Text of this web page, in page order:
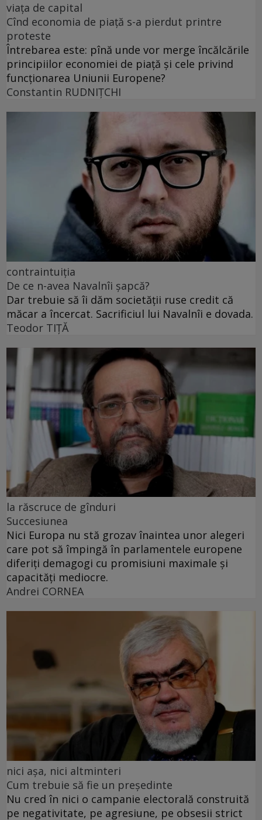
viața de capital
Cînd economia de piață s-a pierdut printre
proteste
Întrebarea este: pînă unde vor merge încălcările
principiilor economiei de piață și cele privind
funcționarea Uniunii Europene?
Constantin RUDNIŢCHI
contraintuiția
De ce n-avea Navalnîi șapcă?
Dar trebuie să îi dăm societății ruse credit că
măcar a încercat. Sacrificiul lui Navalnîi e dovada.
Teodor TIŢĂ
la răscruce de gînduri
Succesiunea
Nici Europa nu stă grozav înaintea unor alegeri
care pot să împingă în parlamentele europene
diferiți demagogi cu promisiuni maximale și
capacități mediocre.
Andrei CORNEA
nici așa, nici altminteri
Cum trebuie să fie un președinte
Nu cred în nici o campanie electorală construită
pe negativitate, pe agresiune, pe obsesii strict